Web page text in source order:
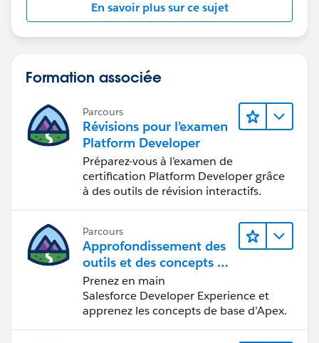
En savoir plus sur ce sujet
Formation associée
Parcours
Révisions pour l’examen
Platform Developer
Préparez-vous à l’examen de
certification Platform Developer grâce
à des outils de révision interactifs.
Parcours
Approfondissement des
outils et des concepts de
développement
Salesforce
Prenez en main
Salesforce Developer Experience et
apprenez les concepts de base d’Apex.